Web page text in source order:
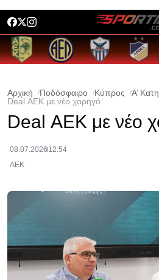
Αρχική Ποδόσφαιρο Κύπρος
Α’
Deal ΑΕΚ με νέο χορηγό
Deal ΑΕΚ με νέο
08.07.2026 12:54
ΑΕΚ